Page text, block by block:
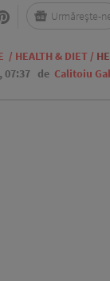
/ HEALTH & DIET /
07:37 de Calitoiu
Urmărește-